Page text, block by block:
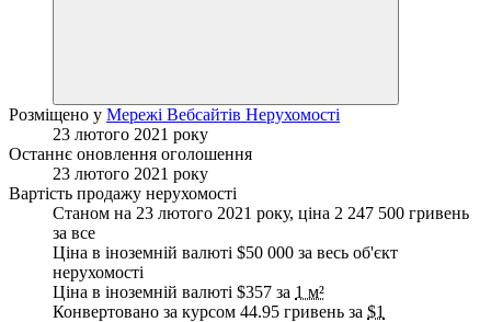
Розміщено у Мережі Вебсайтів Нерухомості
23 лютого 2021 року
Останнє оновлення оголошення
23 лютого 2021 року
Вартість продажу нерухомості
Станом на 23 лютого 2021 року, ціна 2 247 500 гривень
за все
Ціна в іноземній валюті $50 000 за весь об'єкт
нерухомості
Ціна в іноземній валюті $357 за 1 м²
Конвертовано за курсом 44.95 гривень за $1